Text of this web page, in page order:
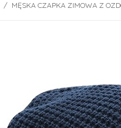
/ MĘSKA CZAPKA ZIMOWA Z